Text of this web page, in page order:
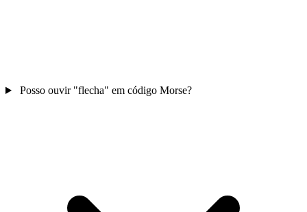
Posso ouvir "flecha" em código Morse?